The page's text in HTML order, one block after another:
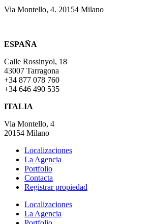
Via Montello, 4. 20154 Milano
ESPAÑA
Calle Rossinyol, 18
43007 Tarragona
+34 877 078 760
+34 646 490 535
ITALIA
Via Montello, 4
20154 Milano
Localizaciones
La Agencia
Portfolio
Contacta
Registrar propiedad
Localizaciones
La Agencia